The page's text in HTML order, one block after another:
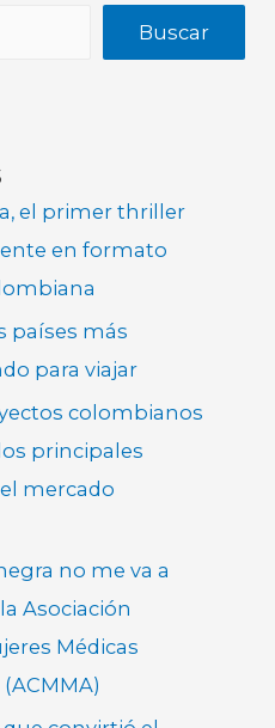
Buscar
el primer thriller
en formato
países más
para viajar
colombianos
principales
mercado
no me va a
Asociación
Médicas